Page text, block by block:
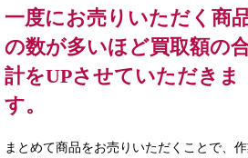
一度にお売りいただく商
の数が多いほど買取額の
計をUPさせていただきま
す。
まとめて商品をお売りいただくことで、